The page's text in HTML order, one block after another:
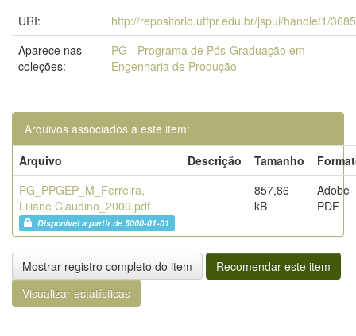
URI:
http://repositorio.utfpr.edu.br/jspui/handle/1/3685
Aparece nas
coleções:
PG - Programa de Pós-Graduação em
Engenharia de Produção
Arquivos associados a este item:
Arquivo
Descrição Tamanho
PG_PPGEP_M_Ferreira,
Liliane Claudino_2009.pdf
Disponível a partir de 5000-01-01
857,86
kB
Adobe
PDF
Mostrar registro completo do item
Recomendar este item
Visualizar estatísticas